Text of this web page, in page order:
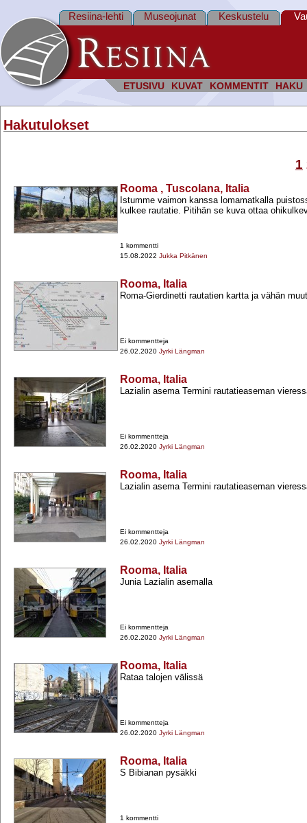
ETUSIVU KUVAT KOMMENTIT HAKU
Resiina-lehti Museojunat Keskustelu
Hakutulokset
1
Rooma , Tuscolana, Italia
Istumme vaimon kanssa lomamatkalla
kulkee rautatie. Pitihän se kuva ottaa
1 kommentti
15.08.2022 Jukka Pitkänen
Rooma, Italia
Roma-​Gierdinetti rautatien kartta ja vähän
Ei kommentteja
26.02.2020 Jyrki Längman
Rooma, Italia
Lazialin asema Termini rautatieaseman
Ei kommentteja
26.02.2020 Jyrki Längman
Rooma, Italia
Lazialin asema Termini rautatieaseman
Ei kommentteja
26.02.2020 Jyrki Längman
Rooma, Italia
Junia Lazialin asemalla
Ei kommentteja
26.02.2020 Jyrki Längman
Rooma, Italia
Rataa talojen välissä
Ei kommentteja
26.02.2020 Jyrki Längman
Rooma, Italia
S Bibianan pysäkki
1 kommentti